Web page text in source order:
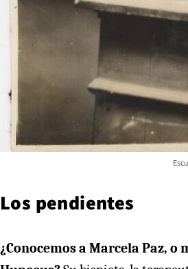
Los pendientes
¿Conocemos a Marcela Paz, o